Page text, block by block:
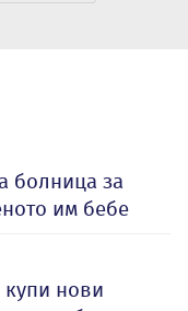
болница за
им бебе
нови